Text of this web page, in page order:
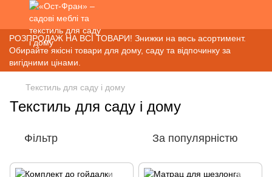
РОЗПРОДАЖ НА ВСІ ТОВАРИ! Знижки на весь асортимент.
Обирайте якісні товари для дому, саду та відпочинку за
вигідними цінами.
Текстиль для саду і дому
Текстиль для саду і дому
Фільтр За популярністю